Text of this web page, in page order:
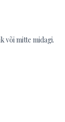
või mitte midagi.